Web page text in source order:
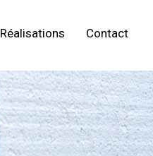
Réalisations Contact